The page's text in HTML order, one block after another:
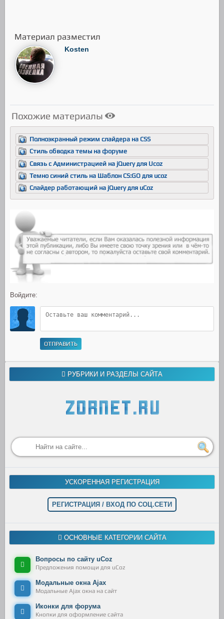
Материал разместил
Kosten
Похожие материалы
Полноэкранный режим слайдера на CSS
Стиль обводка темы на форуме
Связь с Администрацией на jQuery для Ucoz
Темно синий стиль на Шаблон CS:GO для ucoz
Слайдер работающий на jQuery для uCoz
Войдите:
ОТПРАВИТЬ
РУБРИКИ И РАЗДЕЛЫ САЙТА
УСКОРЕННАЯ РЕГИСТРАЦИЯ
РЕГИСТРАЦИЯ / ВХОД ПО СОЦ.СЕТИ
ОСНОВНЫЕ КАТЕГОРИИ САЙТА
Вопросы по сайту uCoz
Предложения помощи для uCoz
Модальные окна Ajax
Модальные Ajax окна на сайт
Иконки для форума
Кнопки для оформление сайта